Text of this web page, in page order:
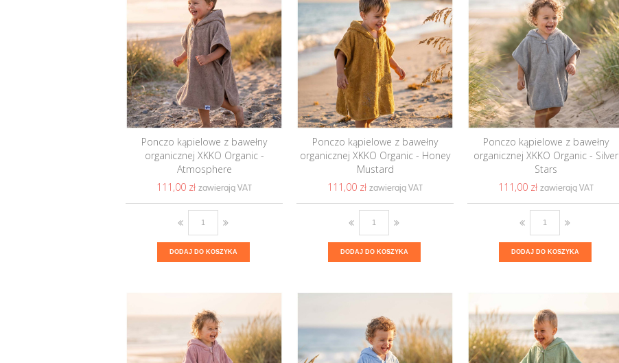
Ponczo kąpielowe z bawełny
organicznej XKKO Organic -
Atmosphere
111,00 ‎zł
DODAJ DO KOSZYKA
Ponczo kąpielowe z bawełny
organicznej XKKO Organic - Honey
Mustard
111,00 ‎zł
DODAJ DO KOSZYKA
Ponczo kąpielowe z bawełny
organicznej XKKO Organic - Silver
Stars
111,00 ‎zł
DODAJ DO KOSZYKA